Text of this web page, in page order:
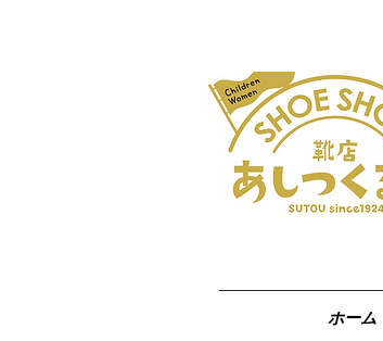
ホーム